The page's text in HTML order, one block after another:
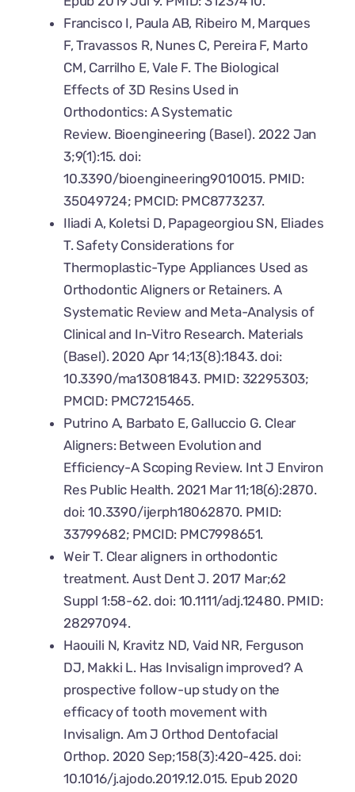
Francisco I, Paula AB, Ribeiro M, Marques
F, Travassos R, Nunes C, Pereira F, Marto
CM, Carrilho E, Vale F. The Biological
Effects of 3D Resins Used in
Orthodontics: A Systematic
Review. Bioengineering (Basel). 2022 Jan
3;9(1):15. doi:
10.3390/bioengineering9010015. PMID:
35049724; PMCID: PMC8773237.
Iliadi A, Koletsi D, Papageorgiou SN, Eliades
T. Safety Considerations for
Thermoplastic-Type Appliances Used as
Orthodontic Aligners or Retainers. A
Systematic Review and Meta-Analysis of
Clinical and In-Vitro Research. Materials
(Basel). 2020 Apr 14;13(8):1843. doi:
10.3390/ma13081843. PMID: 32295303;
PMCID: PMC7215465.
Putrino A, Barbato E, Galluccio G. Clear
Aligners: Between Evolution and
Efficiency-A Scoping Review. Int J Environ
Res Public Health. 2021 Mar 11;18(6):2870.
doi: 10.3390/ijerph18062870. PMID:
33799682; PMCID: PMC7998651.
Weir T. Clear aligners in orthodontic
treatment. Aust Dent J. 2017 Mar;62
Suppl 1:58-62. doi: 10.1111/adj.12480. PMID:
28297094.
Haouili N, Kravitz ND, Vaid NR, Ferguson
DJ, Makki L. Has Invisalign improved? A
prospective follow-up study on the
efficacy of tooth movement with
Invisalign. Am J Orthod Dentofacial
Orthop. 2020 Sep;158(3):420-425. doi:
10.1016/j.ajodo.2019.12.015. Epub 2020